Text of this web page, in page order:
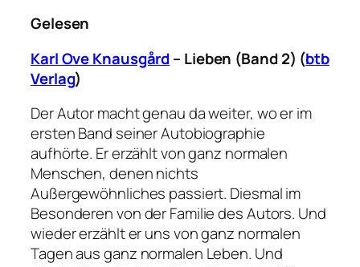
Gelesen
Karl Ove Knausgård– Lieben (Band 2) (btb
Verlag)
Der Autor macht genau da weiter, wo er im
ersten Band seiner Autobiographie
aufhörte. Er erzählt von ganz normalen
Menschen, denen nichts
Außergewöhnliches passiert. Diesmal im
Besonderen von der Familie des Autors. Und
wieder erzählt er uns von ganz normalen
Tagen aus ganz normalen Leben. Und